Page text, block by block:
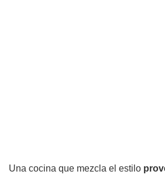
Una cocina que mezcla el estilo